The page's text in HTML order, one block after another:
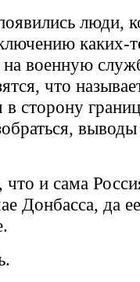
люди,
каких-
военную
что
в сторону
выводы
что и сама
Донбасса, да